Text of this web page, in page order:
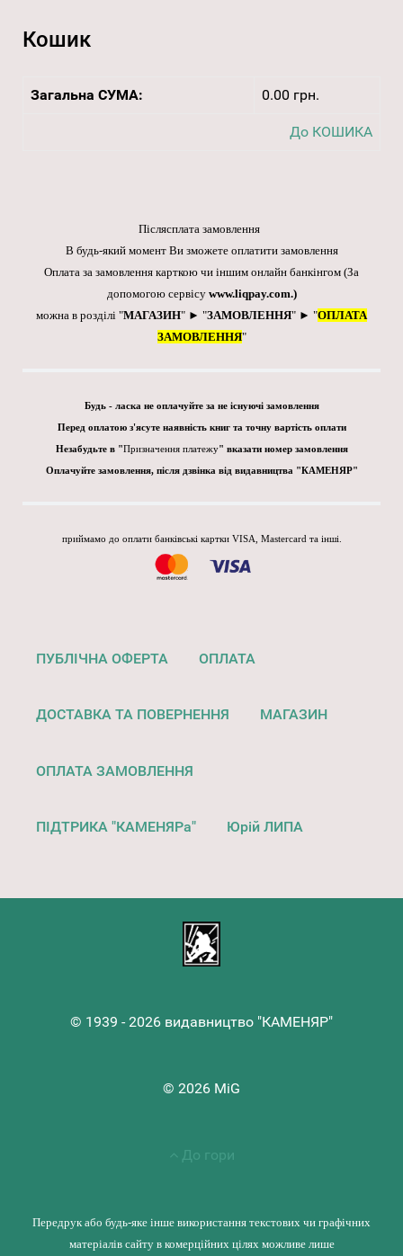
Кошик
Загальна СУМА: 0.00 грн.
До КОШИКА
Післясплата замовлення
В будь-який момент Ви зможете оплатити замовлення
Оплата за замовлення карткою чи іншим онлайн банкінгом (За
допомогою сервісу www.liqpay.com.)
можна в розділі "МАГАЗИН" ► "ЗАМОВЛЕННЯ" ► "ОПЛАТА
ЗАМОВЛЕННЯ"
Будь - ласка не оплачуйте за не існуючі замовлення
Перед оплатою з'ясуте наявність книг та точну вартість оплати
Незабудьте в "Призначення платежу" вказати номер замовлення
Оплачуйте замовлення, після дзвінка від видавництва "КАМЕНЯР"
приймамо до оплати банківські картки VISA, Mastercard та інші.
ПУБЛІЧНА ОФЕРТА ОПЛАТА
ДОСТАВКА ТА ПОВЕРНЕННЯ МАГАЗИН
ОПЛАТА ЗАМОВЛЕННЯ
ПІДТРИКА "КАМЕНЯРа" Юрій ЛИПА
© 1939 - 2026 видавництво "КАМЕНЯР"
© 2026 MiG
До гори
Передрук або будь-яке інше використання текстових чи графічних
матеріалів сайту в комерційних цілях можливе лише